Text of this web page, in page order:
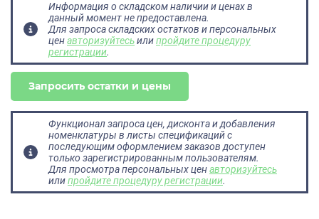
Информация о складском наличии и ценах в
данный момент не предоставлена.
Для запроса складских остатков и персональных
ценавторизуйтесьилипройдите процедуру
регистрации.
Запросить остатки и цены
Функционал запроса цен, дисконта и добавления
номенклатуры в листы спецификаций с
последующим оформлением заказов доступен
только зарегистрированным пользователям.
Для просмотра персональных ценавторизуйтесь
илипройдите процедуру регистрации.